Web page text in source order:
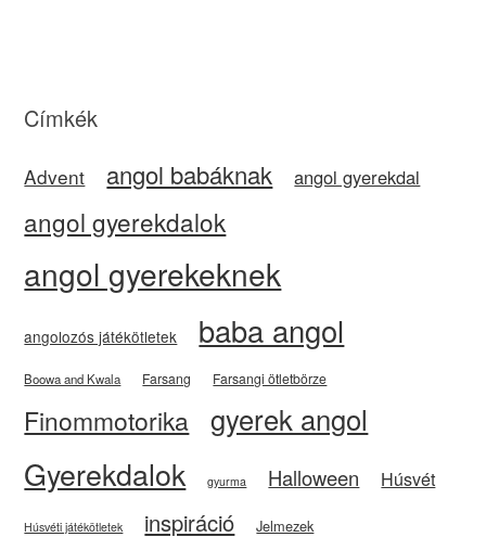
Címkék
Advent angol babáknak angol gyerekdal
angol gyerekdalok
angol gyerekeknek
angolozós játékötletek baba angol
Boowa and Kwala Farsang Farsangi ötletbörze
Finommotorika gyerek angol
Gyerekdalok gyurma Halloween Húsvét
Húsvéti játékötletek inspiráció Jelmezek